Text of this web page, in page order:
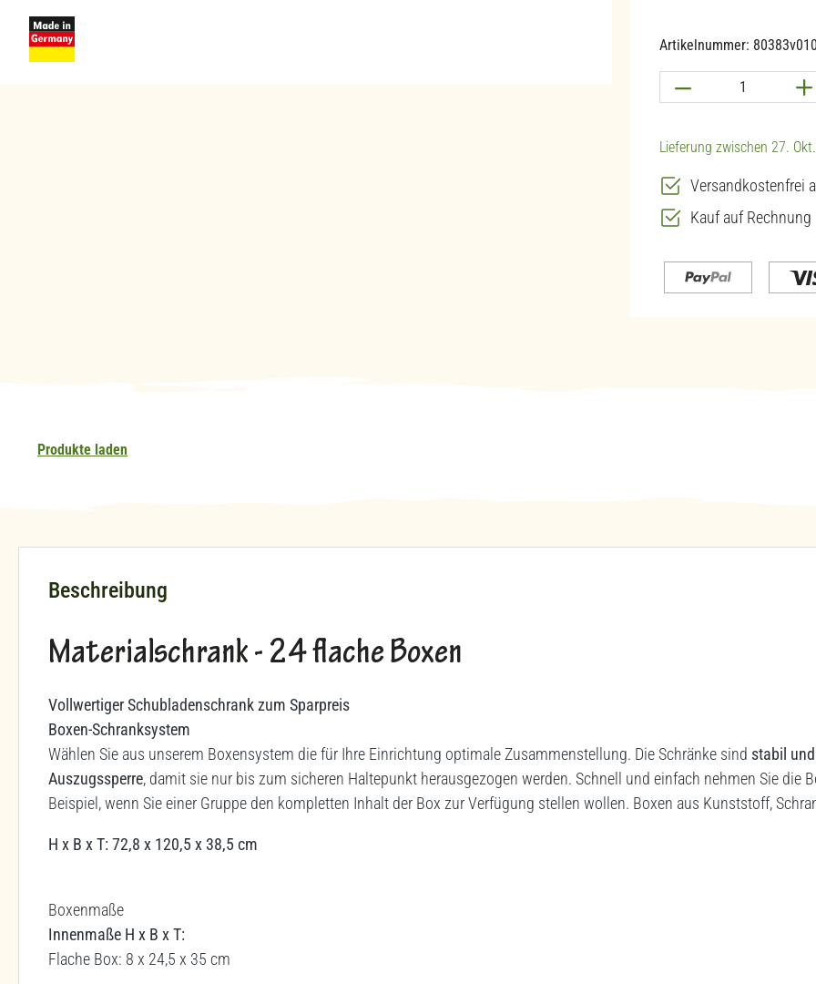
Artikelnummer:
Produkt Anzahl:
Lieferung zwischen 27.
Versandkostenfrei
Kauf auf
Produkte laden
Beschreibung
Materialschrank - 24 flache Boxen
Vollwertiger Schubladenschrank zum Sparpreis
Boxen-Schranksystem
Wählen Sie aus unserem Boxensystem die für Ihre Einrichtung optimale Zusammenstellung. Die Schränke sind stabil
Auszugssperre, damit sie nur bis zum sicheren Haltepunkt herausgezogen werden. Schnell und einfach nehmen Sie die
Beispiel, wenn Sie einer Gruppe den kompletten Inhalt der Box zur Verfügung stellen wollen. Boxen aus Kunststoff,
H x B x T: 72,8 x 120,5 x 38,5 cm
Boxenmaße
Innenmaße H x B x T:
Flache Box: 8 x 24,5 x 35 cm